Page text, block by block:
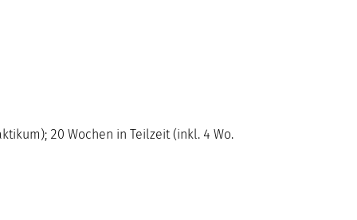
20 Wochen in Teilzeit (inkl. 4 Wo.